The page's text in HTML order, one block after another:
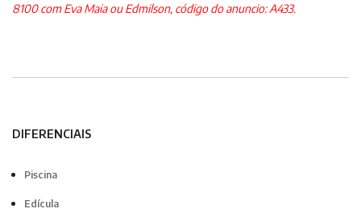
8100 com Eva Maia ou Edmilson, código do anuncio: A433.
DIFERENCIAIS
Piscina
Edícula